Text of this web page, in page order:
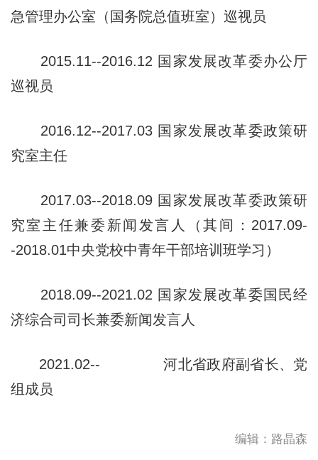
急管理办公室（国务院总值班室）巡视员
2015.11--2016.12 国家发展改革委办公厅
巡视员
2016.12--2017.03 国家发展改革委政策研
究室主任
2017.03--2018.09 国家发展改革委政策研
究室主任兼委新闻 发言人（其间：2017.09-
-2018.01中央党校中青年干部培训班学习）
2018.09--2021.02 国家发展改革委国民经
济综合司司长兼委新闻发言人
2021.02-- 河北省政府副省长、党
组成员
编辑：路晶森